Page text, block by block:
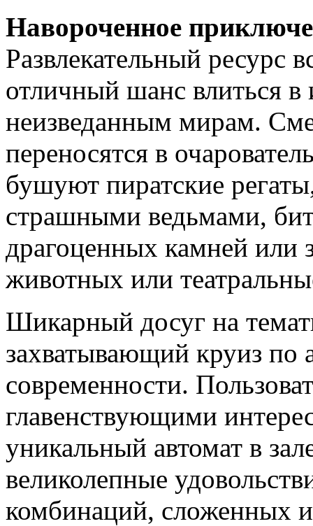
Навороченное
Развлекательный ресурс
отличный шанс влиться
неизведанным мирам.
переносятся в
бушуют пиратские
страшными ведьмами,
драгоценных камней или
животных или
Шикарный досуг на
захватывающий круиз по
современности.
главенствующими
уникальный автомат в
великолепные
комбинаций, сложенных